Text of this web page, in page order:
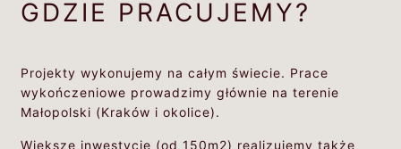
GDZIE PRACUJEMY?
Projekty wykonujemy na całym świecie. Prace
wykończeniowe prowadzimy głównie na terenie
Małopolski (Kraków i okolice).
Większe inwestycje (od 150m2) realizujemy także